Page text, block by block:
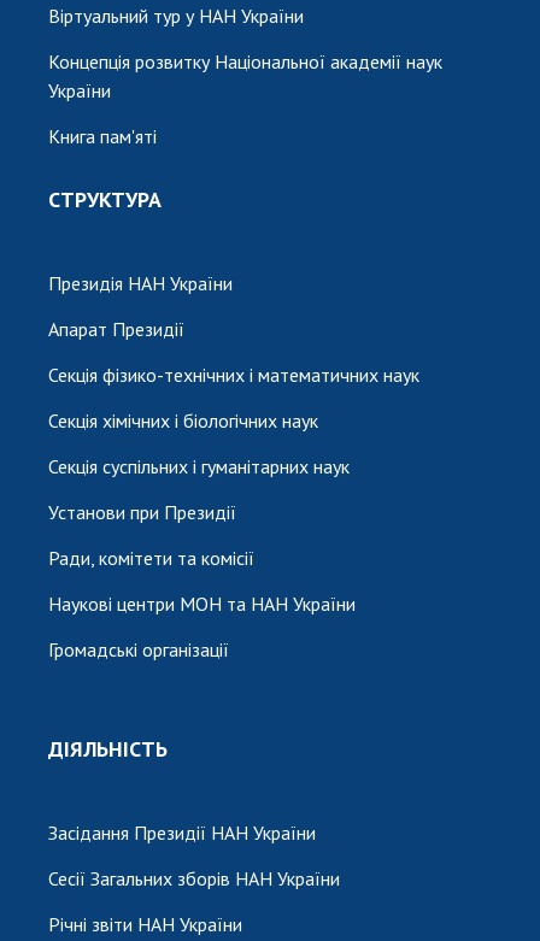
Віртуальний тур у НАН України
Концепція розвитку Національної академії наук
України
Книга пам'яті
СТРУКТУРА
Президія НАН України
Апарат Президії
Секція фізико-технічних і математичних наук
Секція хімічних і біологічних наук
Секція суспільних і гуманітарних наук
Установи при Президії
Ради, комітети та комісії
Наукові центри МОН та НАН України
Громадські організації
ДІЯЛЬНІСТЬ
Засідання Президії НАН України
Сесії Загальних зборів НАН України
Річні звіти НАН України